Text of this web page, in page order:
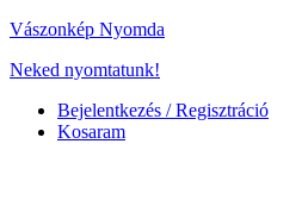
Vászonkép Nyomda
Neked nyomtatunk!
Bejelentkezés / Regisztráció
Kosaram